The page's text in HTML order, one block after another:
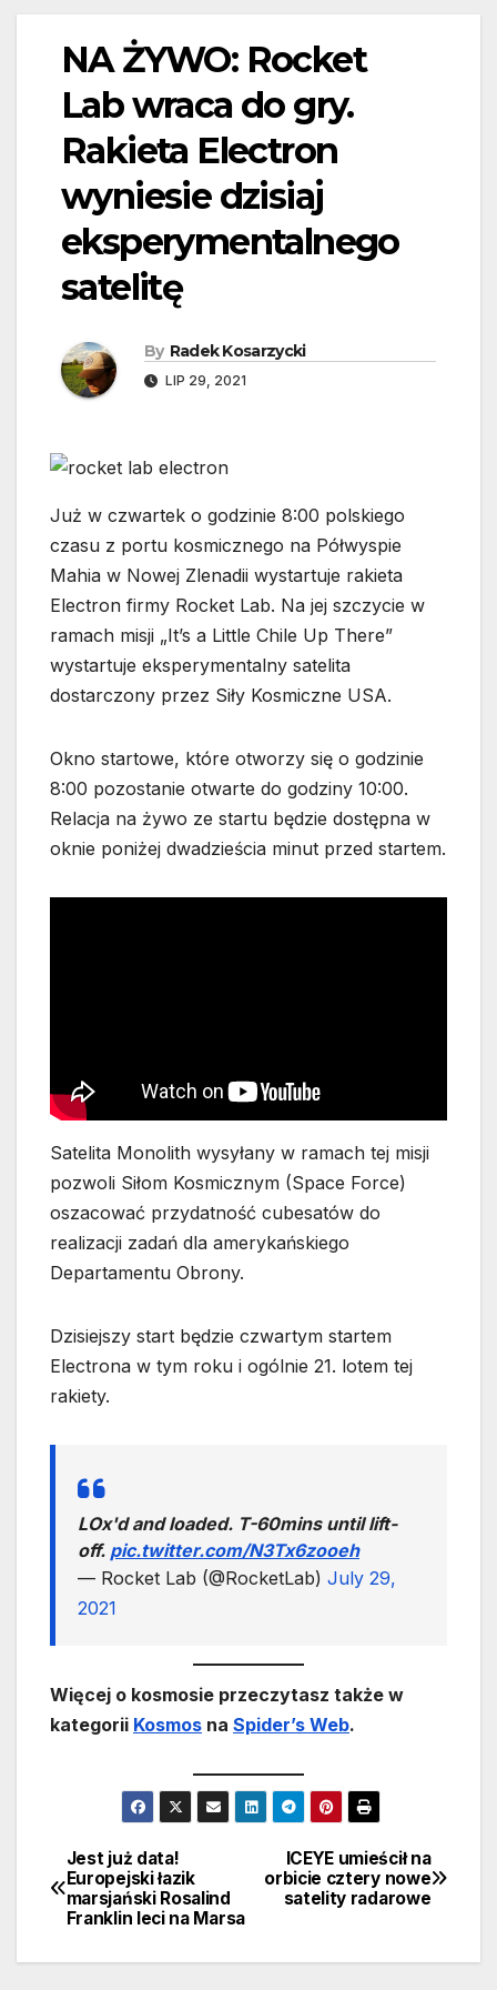
NA ŻYWO: Rocket
Lab wraca do gry.
Rakieta Electron
wyniesie dzisiaj
eksperymentalnego
satelitę
By Radek Kosarzycki
LIP 29, 2021
Już w czwartek o godzinie 8:00 polskiego
czasu z portu kosmicznego na Półwyspie
Mahia w Nowej Zlenadii wystartuje rakieta
Electron firmy Rocket Lab. Na jej szczycie w
ramach misji „It’s a Little Chile Up There”
wystartuje eksperymentalny satelita
dostarczony przez Siły Kosmiczne USA.
Okno startowe, które otworzy się o godzinie
8:00 pozostanie otwarte do godziny 10:00.
Relacja na żywo ze startu będzie dostępna w
oknie poniżej dwadzieścia minut przed startem.
Satelita Monolith wysyłany w ramach tej misji
pozwoli Siłom Kosmicznym (Space Force)
oszacować przydatność cubesatów do
realizacji zadań dla amerykańskiego
Departamentu Obrony.
Dzisiejszy start będzie czwartym startem
Electrona w tym roku i ogólnie 21. lotem tej
rakiety.
LOx'd and loaded. T-60mins until lift-
off. pic.twitter.com/N3Tx6zooeh
— Rocket Lab (@RocketLab) July 29,
2021
Więcej o kosmosie przeczytasz także w
kategorii Kosmos na Spider’s Web.
Nawigacja
wpisu
ICEYE umieścił na
orbicie cztery nowe
satelity radarowe
Jest już data!
Europejski łazik
marsjański Rosalind
Franklin leci na Marsa